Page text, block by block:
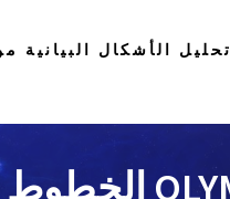
تحليل الأشكال البيانية